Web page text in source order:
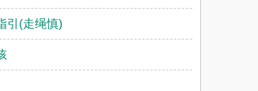
引(走绳慎)